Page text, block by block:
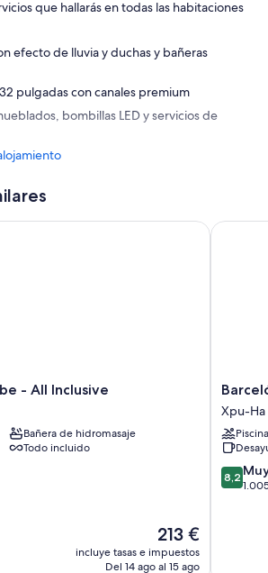
que hallarás en todas las habitaciones
efecto de lluvia y duchas y bañeras
pulgadas con canales premium
bombillas LED y servicios de
- All Inclusive
Bañera de hidromasaje
Todo incluido
El
precio
actual
213 €
incluye tasas e impuestos
Del 14 ago al 15 ago
All Inclusive
Barceló
Maya
Beach
-
All
Inclusive
Xpu-
Xpu-Ha
Piscina
8.2
sobre
8,2
Barceló